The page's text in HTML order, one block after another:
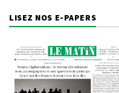
LISEZ NOS E-PAPERS